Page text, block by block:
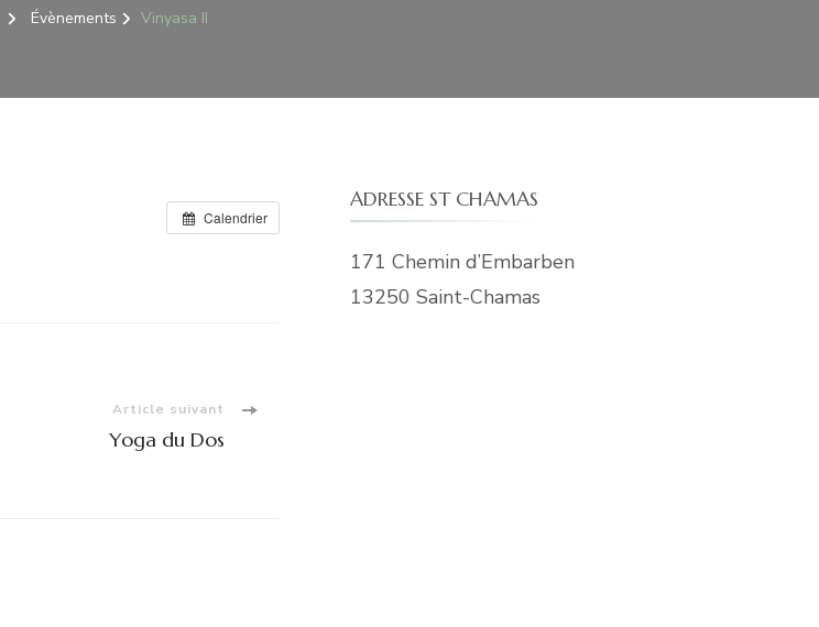
Évènements Vinyasa II
Calendrier
Article suivant
Yoga du Dos
ADRESSE ST CHAMAS
171 Chemin d’Embarben
13250 Saint-Chamas